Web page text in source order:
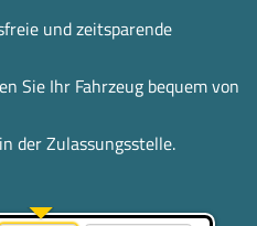
und zeitsparende
Sie Ihr Fahrzeug bequem von
der Zulassungsstelle.